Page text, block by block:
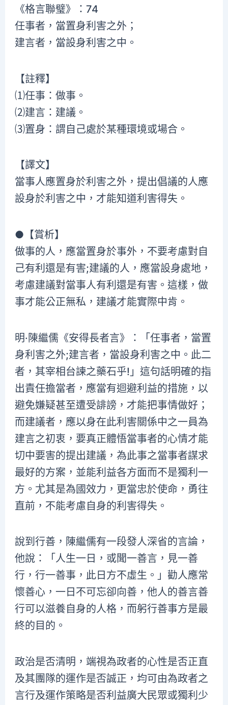
《格言聯璧》：74
任事者，當置身利害之外；
建言者，當設身利害之中。
【註釋】
⑴任事：做事。
⑵建言：建議。
⑶置身：謂自己處於某種環境或場合。
【譯文】
當事人應置身於利害之外，提出倡議的人應
設身於利害之中，才能知道利害得失。
●【賞析】
做事的人，應當置身於事外，不要考慮對自
己有利還是有害;建議的人，應當設身處地，
考慮建議對當事人有利還是有害。這樣，做
事才能公正無私，建議才能實際中肯。
明·陳繼儒《安得長者言》：「任事者，當置
身利害之外;建言者，當設身利害之中。此二
者，其宰相台諫之藥石乎!」這句話明確的指
出責任擔當者，應當有迴避利益的措施，以
避免嫌疑甚至遭受誹謗，才能把事情做好；
而建議者，應以身在此利害關係中之一員為
建言之初衷，要真正體悟當事者的心情才能
切中要害的提出建議，為此事之當事者謀求
最好的方案，並能利益各方面而不是獨利一
方。尤其是為國效力，更當忠於使命，勇往
直前，不能考慮自身的利害得失。
說到行善，陳繼儒有一段發人深省的言論，
他說：「人生一日，或聞一善言，見一善
行，行一善事，此日方不虛生。」勸人應常
懷善心，一日不可忘卻向善，他人的善言善
行可以滋養自身的人格，而躬行善事方是最
終的目的。
政治是否清明，端視為政者的心性是否正直
及其團隊的運作是否誠正，均可由為政者之
言行及運作策略是否利益廣大民眾或獨利少